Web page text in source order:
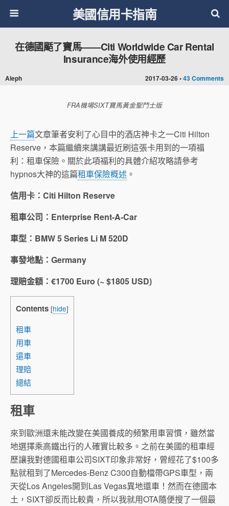
美國信用卡指南
2017-03-26 •43 Comments
在德國颳了寶馬——Citi Worldwide Car Rental
Insurance海外使用經歷
Aleph
FRA機場SIXT寶馬黃金聖鬥士版
上一篇文章筆者安利了心目中的酒店神卡之一Citi Hilton
Reserve，本篇繼續來講講最近刷這張卡用到的一項福
利：租車保險。關於此項福利的具體介紹攻略請參考
hypnos大神的這篇租車保險概述 。
信用卡：Citi Hilton Reserve
租車公司：Enterprise Rent-A-Car
車型：BMW 5 Series Li M 520D
事發地點：Germany
理賠金額：€1700 Euro (~ $1805 USD)
Contents [hide]
租車
用車
還車
理賠
總結
租車
來到歐洲還未能改變在美國養成的頻繁用車習慣，雖然當
地選擇乘高鐵出行的人確實比較多。之前在美國的租車經
歷讓我對德國租車公司SIXT印象非常好，曾經花了$100多
點就租到了Mercedes-Benz C300自動檔帶GPS車型，兩
天從Los Angeles開到Las Vegas異地還車！然而在德國本
土，SIXT卻反而比較貴，所以我就用OTA隨便搜了一個最